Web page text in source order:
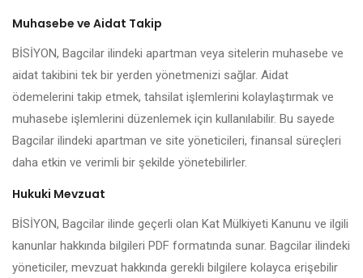
Muhasebe ve Aidat Takip
BİSİYON, Bagcilar ilindeki apartman veya sitelerin muhasebe ve
aidat takibini tek bir yerden yönetmenizi sağlar. Aidat
ödemelerini takip etmek, tahsilat işlemlerini kolaylaştırmak ve
muhasebe işlemlerini düzenlemek için kullanılabilir. Bu sayede
Bagcilar ilindeki apartman ve site yöneticileri, finansal süreçleri
daha etkin ve verimli bir şekilde yönetebilirler.
Hukuki Mevzuat
BİSİYON, Bagcilar ilinde geçerli olan Kat Mülkiyeti Kanunu ve ilgili
kanunlar hakkında bilgileri PDF formatında sunar. Bagcilar ilindeki
yöneticiler, mevzuat hakkında gerekli bilgilere kolayca erişebilir